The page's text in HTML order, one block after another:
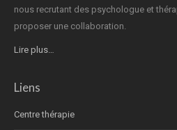
nous recrutant des psychologue et
proposer une collaboration.
Lire plus…
Liens
Centre thérapie